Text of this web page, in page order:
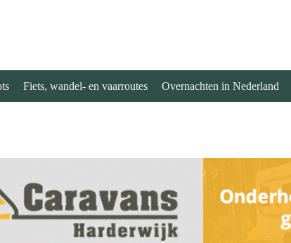
Fiets, wandel- en vaarroutes Overnachten in Nederland